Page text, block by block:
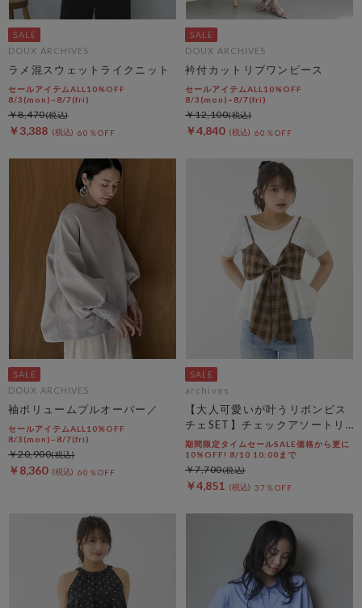
DOUX ARCHIVES
ラメ混スウェットライクニット
セールアイテムALL10%OFF
8/3(mon)~8/7(fri)
￥3,388 60％OFF
￥8,470
DOUX ARCHIVES
衿付カットリブワンピース
セールアイテムALL10%OFF
8/3(mon)~8/7(fri)
￥4,840 60％OFF
￥12,100
DOUX ARCHIVES
袖ボリュームプルオーバー／
セールアイテムALL10%OFF
8/3(mon)~8/7(fri)
￥8,360 60％OFF
￥20,900
archives
【大人可愛いが叶うリボンビス
チェSET】チェックアソートリ
ボンビスチェ×ペプラムブラウ
スＴＥＥ ＳＥＴ
期間限定タイムセールSALE価格から更に
10%OFF! 8/10 10:00まで
￥4,851 37％OFF
￥7,700